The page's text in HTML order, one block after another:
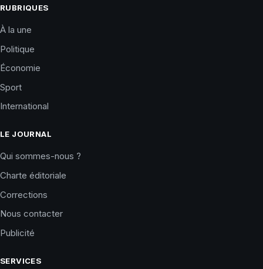
RUBRIQUES
À la une
Politique
Économie
Sport
International
LE JOURNAL
Qui sommes-nous ?
Charte éditoriale
Corrections
Nous contacter
Publicité
SERVICES